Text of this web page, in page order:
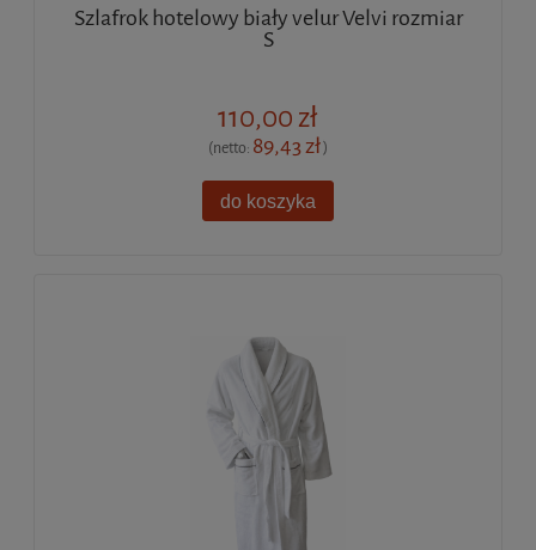
Szlafrok hotelowy biały velur Velvi rozmiar
S
110,00 zł
(netto: 89,43 zł)
do koszyka